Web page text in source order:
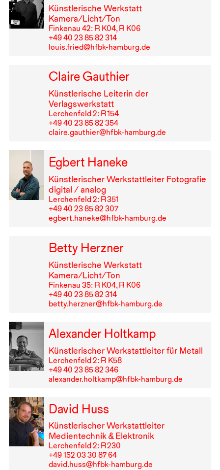
Künstlerische Werkstatt
Kamera/Licht/Ton
Finkenau 42: R K04, R K06
+49⁠ ⁠40⁠ ⁠23⁠ ⁠85⁠ ⁠82⁠ ⁠314
louis.fried@hfbk-hamburg.de
Claire Gauthier
Künstlerische Leiterin der
Verlagswerkstatt
Lerchenfeld 2: R⁠ ⁠154
+49⁠ ⁠40⁠ ⁠23⁠ ⁠85⁠ ⁠82⁠ ⁠354
claire.gauthier@hfbk-hamburg.de
Egbert Haneke
Künstlerischer Werkstattleiter Fotografie
digital / analog
Lerchenfeld 2: R⁠ ⁠351
+49⁠ ⁠40⁠ ⁠23⁠ ⁠85⁠ ⁠82⁠ ⁠307
egbert.haneke@hfbk-hamburg.de
Betty Herzner
Künstlerische Werkstatt
Kamera/Licht/Ton
Finkenau 35: R K04, R K06
+49⁠ ⁠40⁠ ⁠23⁠ ⁠85⁠ ⁠82⁠ ⁠314
betty.herzner@hfbk-hamburg.de
Alexander Holtkamp
Künstlerischer Werkstattleiter für Metall
Lerchenfeld 2: R K58
+49⁠ ⁠40⁠ ⁠23⁠ ⁠85⁠ ⁠82⁠ ⁠346
alexander.holtkamp@hfbk-hamburg.de
David Huss
Künstlerischer Werkstattleiter
Medientechnik & Elektronik
Lerchenfeld 2: R⁠ ⁠230
+49⁠ ⁠152⁠ ⁠03⁠ ⁠30⁠ ⁠87⁠ ⁠64
david.huss@hfbk-hamburg.de